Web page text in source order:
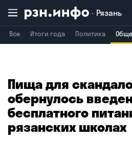
Рязань
Все Итоги года Политика
Пища для
обернулось
бесплатного
рязанских школах